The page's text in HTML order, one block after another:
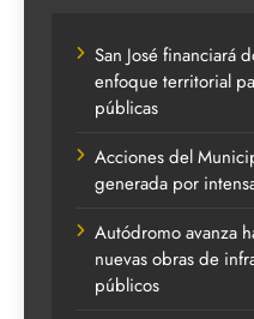
San José financiará
enfoque territorial
públicas
Acciones del
generada por
Autódromo avanza
nuevas obras de
públicos